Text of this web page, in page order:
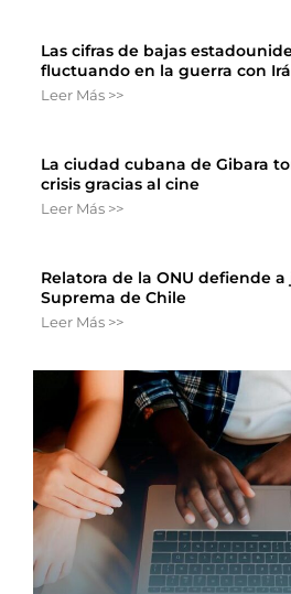
Las cifras de bajas
fluctuando en la guerra con
Leer Más >>
La ciudad cubana de Gibara
crisis gracias al cine
Leer Más >>
Relatora de la ONU defiende
Suprema de Chile
Leer Más >>